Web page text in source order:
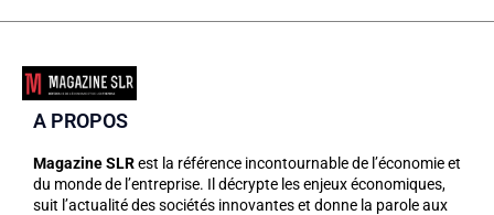
A PROPOS
Magazine SLRest la référence incontournable de l’économie et
du monde de l’entreprise. Il décrypte les enjeux économiques,
suit l’actualité des sociétés innovantes et donne la parole aux